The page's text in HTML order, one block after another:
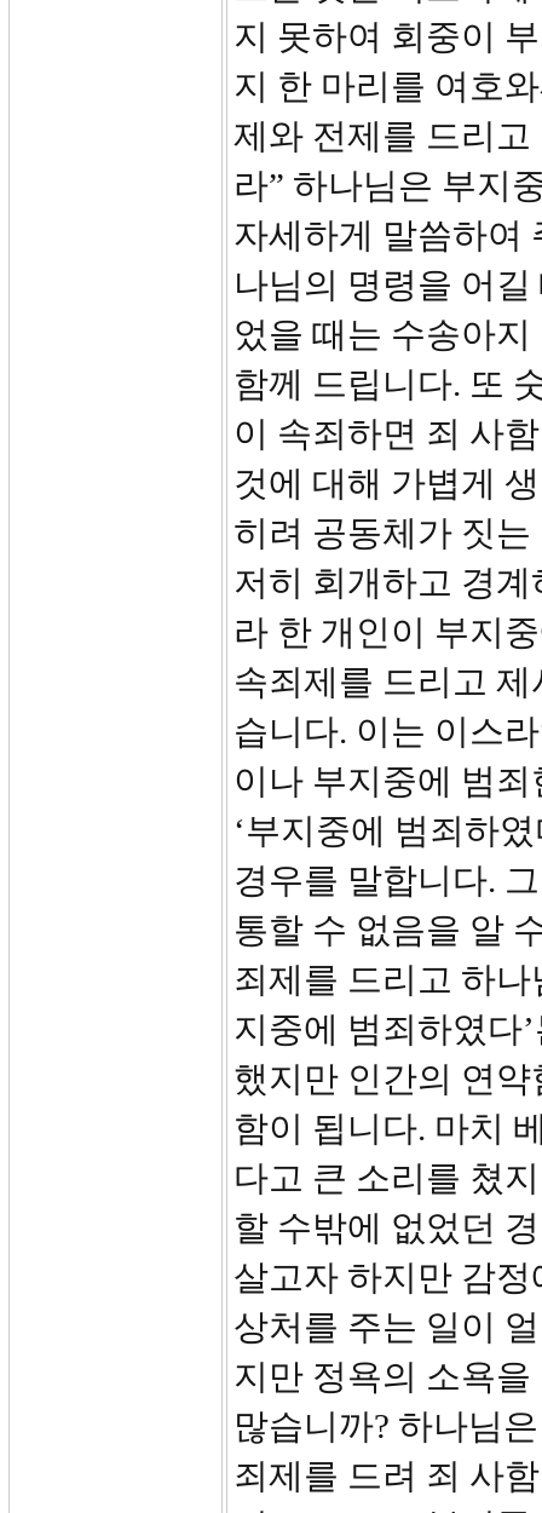
지 못하여 회중이
지 한 마리를 여호
제와 전제를 드리
라” 하나님은 부지
자세하게 말씀하여
나님의 명령을 어
었을 때는 수송아
함께 드립니다. 또
이 속죄하면 죄 사
것에 대해 가볍게
히려 공동체가 짓
저히 회개하고 경
라 한 개인이 부지
속죄제를 드리고
습니다. 이는 이스
이나 부지중에 범
‘부지중에 범죄하
경우를 말합니다.
통할 수 없음을 알
죄제를 드리고 하
지중에 범죄하였다
했지만 인간의 연
함이 됩니다. 마치
다고 큰 소리를 쳤
할 수밖에 없었던
살고자 하지만 감
상처를 주는 일이
지만 정욕의 소욕
많습니까? 하나님
죄제를 드려 죄 사